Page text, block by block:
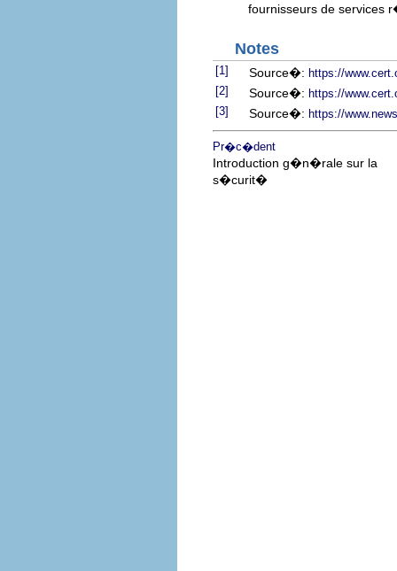
fournisseurs de services
Notes
[1] Source�: https://
[2]
Source�: https://
[3]
Source�: https://
Pr�c�dent
Introduction g�n�rale sur la
s�curit�